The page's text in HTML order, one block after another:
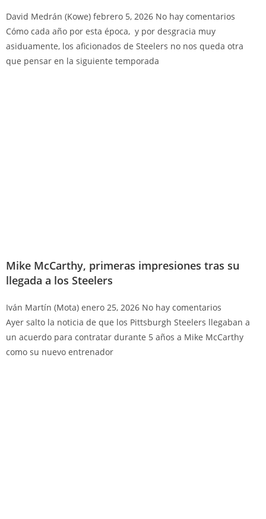
David Medrán (Kowe) febrero 5, 2026 No hay comentarios
Cómo cada año por esta época, y por desgracia muy
asiduamente, los aficionados de Steelers no nos queda otra
que pensar en la siguiente temporada
Mike McCarthy, primeras impresiones tras su
llegada a los Steelers
Iván Martín (Mota) enero 25, 2026 No hay comentarios
Ayer salto la noticia de que los Pittsburgh Steelers llegaban a
un acuerdo para contratar durante 5 años a Mike McCarthy
como su nuevo entrenador